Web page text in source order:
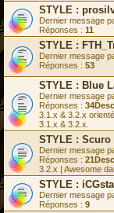
STYLE :
Dernier message
Réponses : 11
STYLE :
Dernier message
Réponses : 53
STYLE : Blue
Dernier message
Réponses : 34
3.1.x & 3.2.x
3.1.x & 3.2.x.
STYLE : Scuro
Dernier message
Réponses : 21
3.2.x | Awesome
STYLE :
Dernier message
Réponses : 9